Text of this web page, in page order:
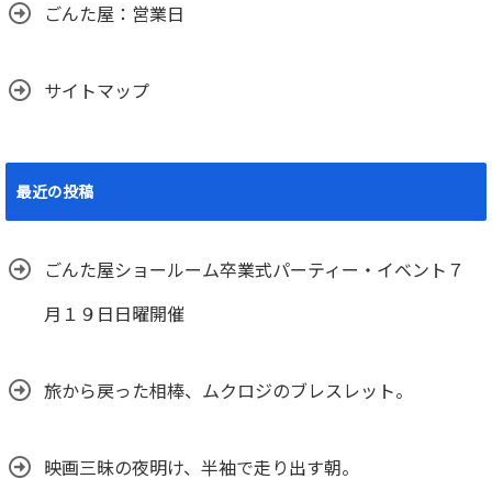
ごんた屋：営業日
サイトマップ
最近の投稿
ごんた屋ショールーム卒業式パーティー・イベント７
月１９日日曜開催
旅から戻った相棒、ムクロジのブレスレット。
映画三昧の夜明け、半袖で走り出す朝。